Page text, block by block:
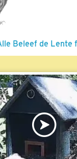
Beleef de Lente